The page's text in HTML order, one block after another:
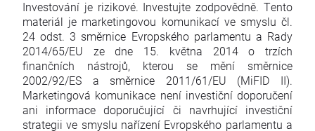
Investování je rizikové. Investujte zodpovědně. Tento
materiál je marketingovou komunikací ve smyslu čl.
24 odst. 3 směrnice Evropského parlamentu a Rady
2014/65/EU ze dne 15. května 2014 o trzích
finančních nástrojů, kterou se mění směrnice
2002/92/ES a směrnice 2011/61/EU (MiFID II).
Marketingová komunikace není investiční doporučení
ani informace doporučující či navrhující investiční
strategii ve smyslu nařízení Evropského parlamentu a